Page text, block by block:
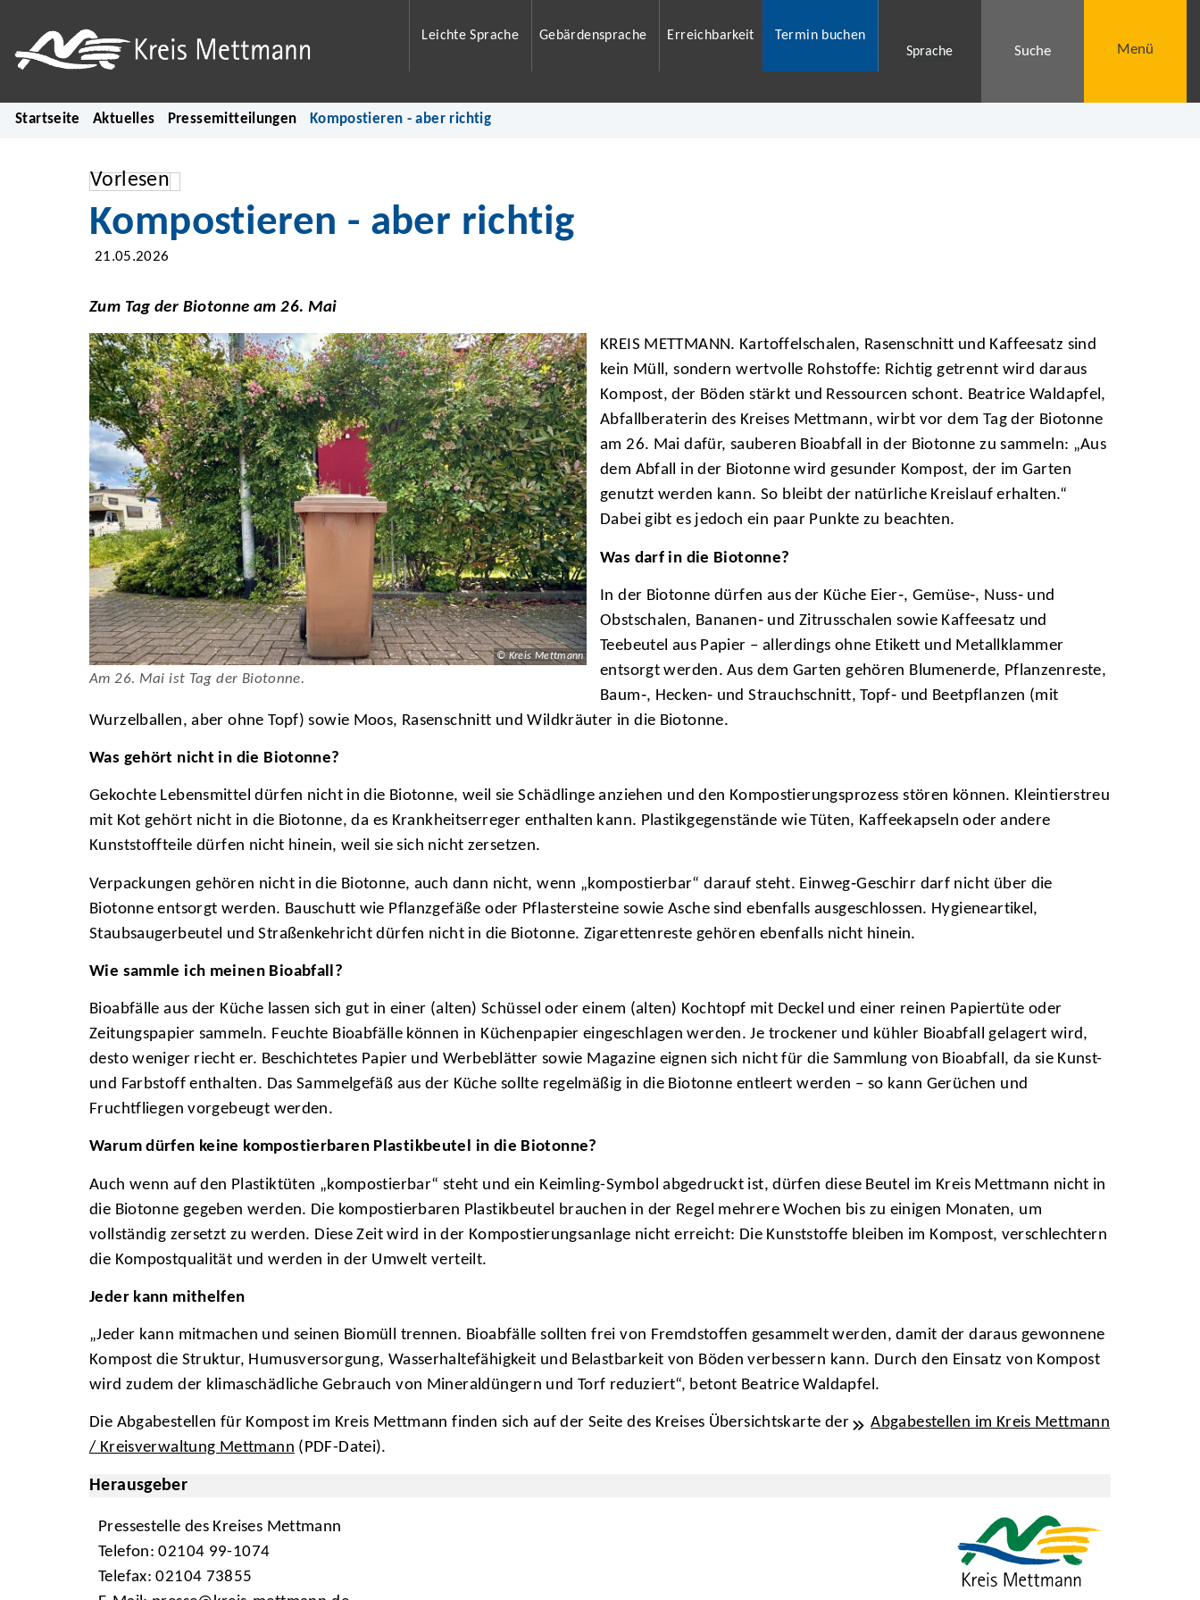
Leichte Sprache Gebärdensprache Erreichbarkeit
Termin buchen
Sprache
Suche Menü
Startseite Aktuelles Pressemitteilungen Kompostieren - aber richtig
Vorlesen
Kompostieren - aber richtig
21.05.2026
Zum Tag der Biotonne am 26. Mai
© Kreis Mettmann
Am 26. Mai ist Tag der Biotonne.
KREIS METTMANN. Kartoffelschalen, Rasenschnitt und Kaffeesatz sind
kein Müll, sondern wertvolle Rohstoffe: Richtig getrennt wird daraus
Kompost, der Böden stärkt und Ressourcen schont. Beatrice Waldapfel,
Abfallberaterin des Kreises Mettmann, wirbt vor dem Tag der Biotonne
am 26. Mai dafür, sauberen Bioabfall in der Biotonne zu sammeln: „Aus
dem Abfall in der Biotonne wird gesunder Kompost, der im Garten
genutzt werden kann. So bleibt der natürliche Kreislauf erhalten.“
Dabei gibt es jedoch ein paar Punkte zu beachten.
Was darf in die Biotonne?
In der Biotonne dürfen aus der Küche Eier‑, Gemüse‑, Nuss‑ und
Obstschalen, Bananen‑ und Zitrusschalen sowie Kaffeesatz und
Teebeutel aus Papier – allerdings ohne Etikett und Metallklammer
entsorgt werden. Aus dem Garten gehören Blumenerde, Pflanzenreste,
Baum‑, Hecken‑ und Strauchschnitt, Topf‑ und Beetpflanzen (mit
Wurzelballen, aber ohne Topf) sowie Moos, Rasenschnitt und Wildkräuter in die Biotonne.
Was gehört nicht in die Biotonne?
Gekochte Lebensmittel dürfen nicht in die Biotonne, weil sie Schädlinge anziehen und den Kompostierungsprozess stören können. Kleintierstreu
mit Kot gehört nicht in die Biotonne, da es Krankheitserreger enthalten kann. Plastikgegenstände wie Tüten, Kaffeekapseln oder andere
Kunststoffteile dürfen nicht hinein, weil sie sich nicht zersetzen.
Verpackungen gehören nicht in die Biotonne, auch dann nicht, wenn „kompostierbar“ darauf steht. Einweg‑Geschirr darf nicht über die
Biotonne entsorgt werden. Bauschutt wie Pflanzgefäße oder Pflastersteine sowie Asche sind ebenfalls ausgeschlossen. Hygieneartikel,
Staubsaugerbeutel und Straßenkehricht dürfen nicht in die Biotonne. Zigarettenreste gehören ebenfalls nicht hinein.
Wie sammle ich meinen Bioabfall?
Bioabfälle aus der Küche lassen sich gut in einer (alten) Schüssel oder einem (alten) Kochtopf mit Deckel und einer reinen Papiertüte oder
Zeitungspapier sammeln. Feuchte Bioabfälle können in Küchenpapier eingeschlagen werden. Je trockener und kühler Bioabfall gelagert wird,
desto weniger riecht er. Beschichtetes Papier und Werbeblätter sowie Magazine eignen sich nicht für die Sammlung von Bioabfall, da sie Kunst-
und Farbstoff enthalten. Das Sammelgefäß aus der Küche sollte regelmäßig in die Biotonne entleert werden – so kann Gerüchen und
Fruchtfliegen vorgebeugt werden.
Warum dürfen keine kompostierbaren Plastikbeutel in die Biotonne?
Auch wenn auf den Plastiktüten „kompostierbar“ steht und ein Keimling-Symbol abgedruckt ist, dürfen diese Beutel im Kreis Mettmann nicht in
die Biotonne gegeben werden. Die kompostierbaren Plastikbeutel brauchen in der Regel mehrere Wochen bis zu einigen Monaten, um
vollständig zersetzt zu werden. Diese Zeit wird in der Kompostierungsanlage nicht erreicht: Die Kunststoffe bleiben im Kompost, verschlechtern
die Kompostqualität und werden in der Umwelt verteilt.
Jeder kann mithelfen
„Jeder kann mitmachen und seinen Biomüll trennen. Bioabfälle sollten frei von Fremdstoffen gesammelt werden, damit der daraus gewonnene
Kompost die Struktur, Humusversorgung, Wasserhaltefähigkeit und Belastbarkeit von Böden verbessern kann. Durch den Einsatz von Kompost
wird zudem der klimaschädliche Gebrauch von Mineraldüngern und Torf reduziert“, betont Beatrice Waldapfel.
Die Abgabestellen für Kompost im Kreis Mettmann finden sich auf der Seite des Kreises Übersichtskarte der
Abgabestellen im Kreis Mettmann
/ Kreisverwaltung Mettmann (PDF-Datei).
Herausgeber
Pressestelle des Kreises Mettmann
Telefon: 02104 99-1074
Telefax: 02104 73855